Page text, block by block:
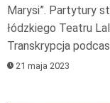
Marysi”. Partytury
łódzkiego Teatru
Transkrypcja
21 maja 2023